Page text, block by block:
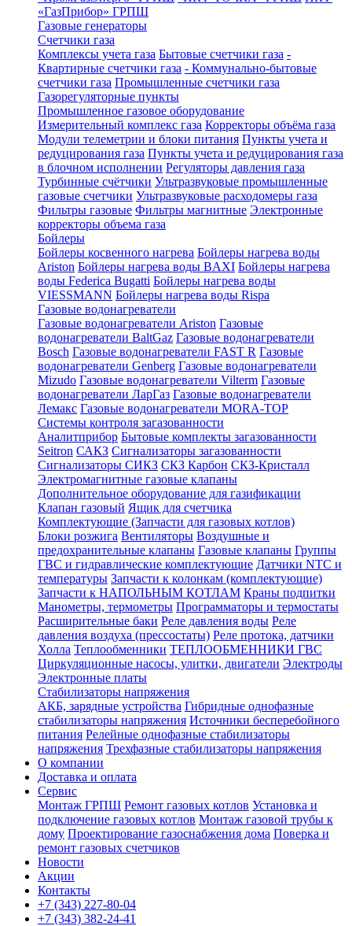
«ГазПрибор» ГРПШ
Газовые генераторы
Счетчики газа
Комплексы учета газа Бытовые счетчики газа -
Квартирные счетчики газа - Коммунально-бытовые
счетчики газа Промышленные счетчики газа
Газорегуляторные пункты
Промышленное газовое оборудование
Измерительный комплекс газа Корректоры объёма газа
Модули телеметрии и блоки питания Пункты учета и
редуцирования газа Пункты учета и редуцирования газа
в блочном исполнении Регуляторы давления газа
Турбинные счётчики Ультразвуковые промышленные
газовые счетчики Ультразвуковые расходомеры газа
Фильтры газовые Фильтры магнитные Электронные
корректоры объема газа
Бойлеры
Бойлеры косвенного нагрева Бойлеры нагрева воды
Ariston Бойлеры нагрева воды BAXI Бойлеры нагрева
воды Federica Bugatti Бойлеры нагрева воды
VIESSMANN Бойлеры нагрева воды Rispa
Газовые водонагреватели
Газовые водонагреватели Ariston Газовые
водонагреватели BaltGaz Газовые водонагреватели
Bosch Газовые водонагреватели FAST R Газовые
водонагреватели Genberg Газовые водонагреватели
Mizudo Газовые водонагреватели Vilterm Газовые
водонагреватели ЛарГаз Газовые водонагреватели
Лемакс Газовые водонагреватели MORA-TOP
Системы контроля загазованности
Аналитприбор Бытовые комплекты загазованности
Seitron САКЗ Сигнализаторы загазованности
Сигнализаторы СИКЗ СКЗ Карбон СКЗ-Кристалл
Электромагнитные газовые клапаны
Дополнительное оборудование для газификации
Клапан газовый Ящик для счетчика
Комплектующие (Запчасти для газовых котлов)
Блоки розжига Вентиляторы Воздушные и
предохранительные клапаны Газовые клапаны Группы
ГВС и гидравлические комплектующие Датчики NTC и
температуры Запчасти к колонкам (комплектующие)
Запчасти к НАПОЛЬНЫМ КОТЛАМ Краны подпитки
Манометры, термометры Программаторы и термостаты
Расширительные баки Реле давления воды Реле
давления воздуха (прессостаты) Реле протока, датчики
Холла Теплообменники ТЕПЛООБМЕННИКИ ГВС
Циркуляционные насосы, улитки, двигатели Электроды
Электронные платы
Стабилизаторы напряжения
АКБ, зарядные устройства Гибридные однофазные
стабилизаторы напряжения Источники бесперебойного
питания Релейные однофазные стабилизаторы
напряжения Трехфазные стабилизаторы напряжения
О компании
Доставка и оплата
Сервис
Монтаж ГРПШ Ремонт газовых котлов Установка и
подключение газовых котлов Монтаж газовой трубы к
дому Проектирование газоснабжения дома Поверка и
ремонт газовых счетчиков
Новости
Акции
Контакты
+7 (343) 227-80-04
+7 (343) 382-24-41